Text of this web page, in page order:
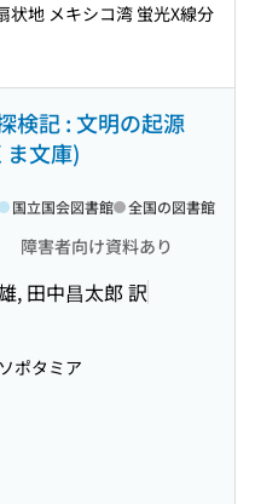
状地 メキシコ湾 蛍光X線分
検記 : 文明の起源
ま文庫)
障害者向け資料あり
, 田中昌太郎 訳
国立国会図書館 全国の図書館
ポタミア